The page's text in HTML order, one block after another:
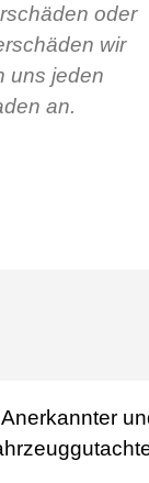
oder
wir
uns jeden
an.
Anerkannter